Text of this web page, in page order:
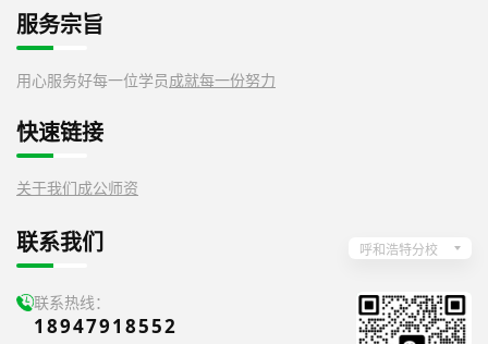
服务宗旨
用心服务好每一位学员成就每一份努力
快速链接
关于我们成公师资
联系我们 呼和浩特分校
联系热线：
18947918552